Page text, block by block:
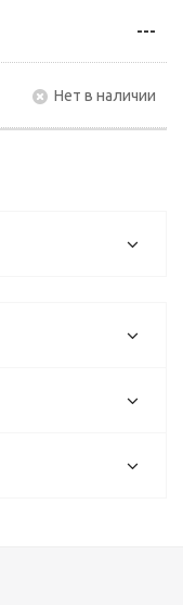
---
Нет в наличии